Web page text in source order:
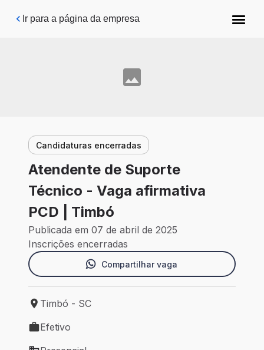
Pular para o conteúdo principal
Ir para a página da empresa
Candidaturas encerradas
Atendente de Suporte
Técnico - Vaga afirmativa
PCD | Timbó
Publicada em 07 de abril de 2025
Inscrições encerradas
Compartilhar vaga
Local de trabalho: Timbó - SC
Timbó - SC
Tipo de vaga: Efetivo
Efetivo